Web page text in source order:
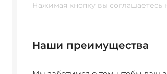
Нажимая кнопку вы соглашаетесь
Наши преимущества